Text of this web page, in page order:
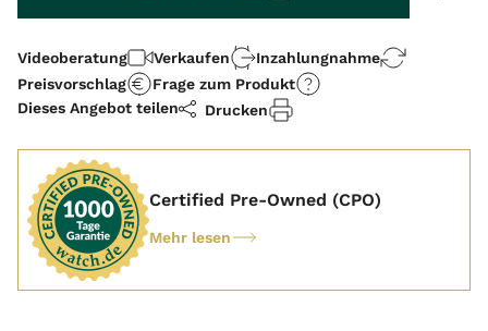
Videoberatung Verkaufen
Inzahlungnahme
Preisvorschlag
Frage zum Produkt
Dieses Angebot teilen
Drucken
Certified Pre-Owned (CPO)
Mehr lesen